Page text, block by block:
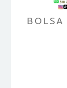
BOLSA